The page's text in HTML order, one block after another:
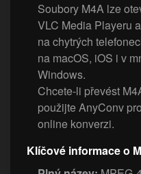
Soubory M4A lze
VLC Media Playeru
na chytrých
na macOS, iOS i v
Windows.
Chcete-li převést
použijte AnyConv
online konverzi.
Klíčové informace o